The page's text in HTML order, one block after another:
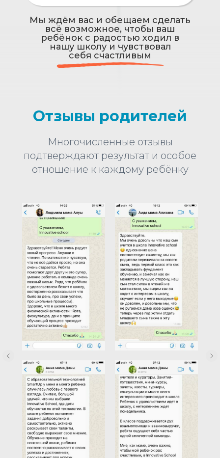
Мы ждём вас и обещаем сделать
всё возможное, чтобы ваш
ребёнок с радостью ходил в
нашу школу и чувствовал
себя счастливым
Отзывы родителей
Многочисленные отзывы
подтверждают результат и особое
отношение к каждому ребёнку